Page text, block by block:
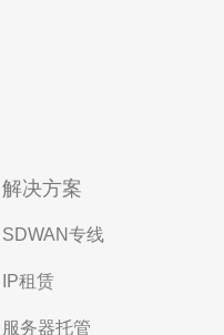
解决方案
SDWAN专线
IP租赁
服务器托管